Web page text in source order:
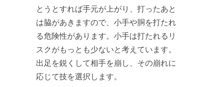
とうとすれば手元が上がり、打ったあと
は脇があきますので、小手や胴を打たれ
る危険性があります。小手は打たれるリ
スクがもっとも少ないと考えています。
出足を鋭くして相手を崩し、その崩れに
応じて技を選択します。